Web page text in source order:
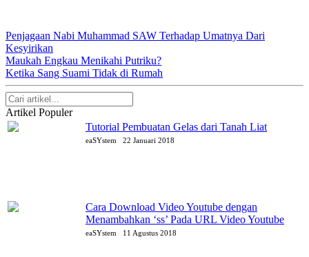
Penjagaan Nabi Muhammad SAW Terhadap Umatnya Dari
Kesyirikan
Maukah Engkau Menikahi Putriku?
Ketika Sang Suami Tidak di Rumah
Artikel Populer
Tutorial Pembuatan Gelas dari Tanah Liat
eaSYstem 22 Januari 2018
Cara Download Video Youtube dengan
Menambahkan ‘ss’ Pada URL Video Youtube
eaSYstem 11 Agustus 2018